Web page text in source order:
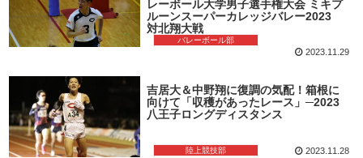
バレーボール部
レーボール大学男子選手権大会 ミキプ
ルーンスーパーカレッジバレー2023
対北翔大戦
2023.11.29
陸上競技部
吉居大＆中野翔に復調の気配！箱根に
向けて「収穫があったレース」─2023
八王子ロングディスタンス
2023.11.28